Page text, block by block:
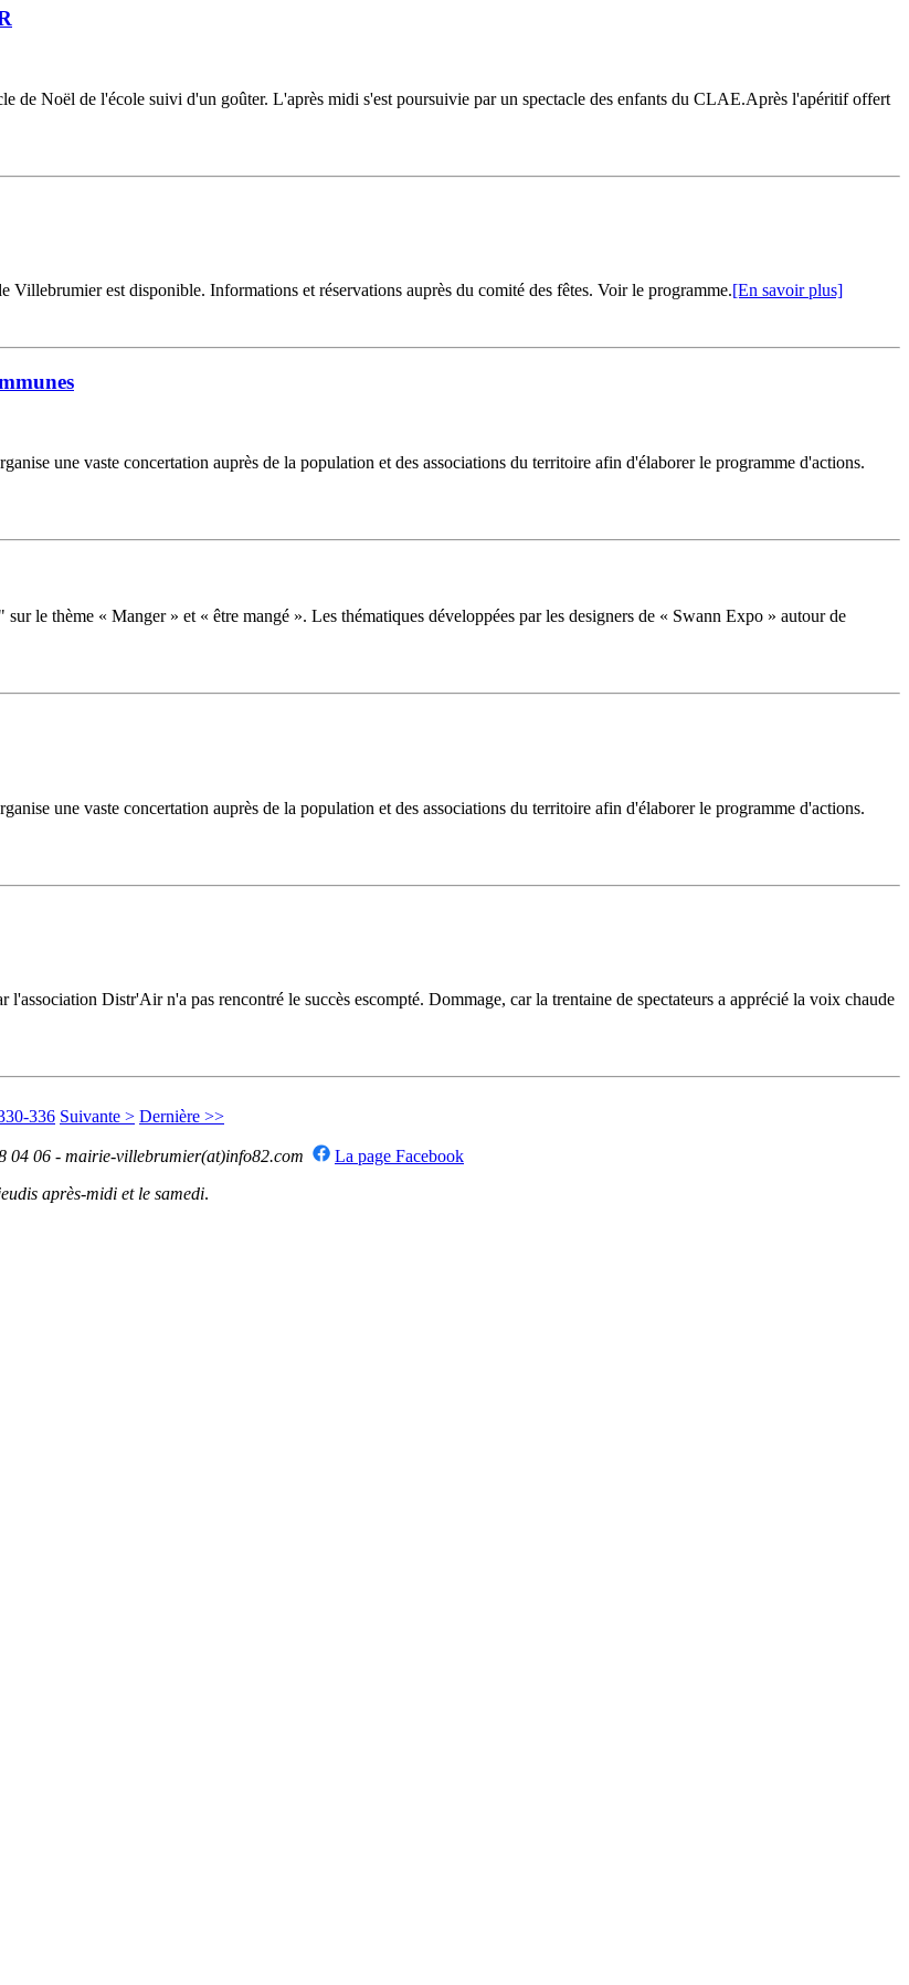
de Noël de l'école suivi d'un goûter. L'après midi s'est poursuivie par un spectacle des enfants du CLAE.Après l'apéritif offert
est disponible. Informations et réservations auprès du comité des fêtes. Voir le programme.[En savoir plus]
une vaste concertation auprès de la population et des associations du territoire afin d'élaborer le programme d'actions.
le thème « Manger » et « être mangé ». Les thématiques développées par les designers de « Swann Expo » autour de
une vaste concertation auprès de la population et des associations du territoire afin d'élaborer le programme d'actions.
Distr'Air n'a pas rencontré le succès escompté. Dommage, car la trentaine de spectateurs a apprécié la voix chaude
336 Suivante > Dernière >>
04 06 - mairie-villebrumier(at)info82.com
La page Facebook
après-midi et le samedi.